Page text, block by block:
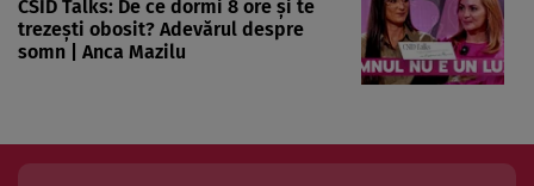
CSID Talks: De ce dormi 8 ore și te
trezești obosit? Adevărul despre
somn | Anca Mazilu